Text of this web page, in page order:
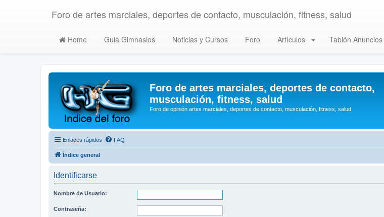
Foro de artes marciales, deportes de contacto, musculación, fitness, salud
Home Guia Gimnasios Noticias y Cursos Foro Artículos Tablón Anuncios
Foro de artes marciales, deportes de contacto,
musculación, fitness, salud
Foro de opinión artes marciales, deportes de contacto, musculación, fitness, salud
Enlaces rápidos FAQ
Índice general
Identificarse
Nombre de Usuario:
Contraseña: